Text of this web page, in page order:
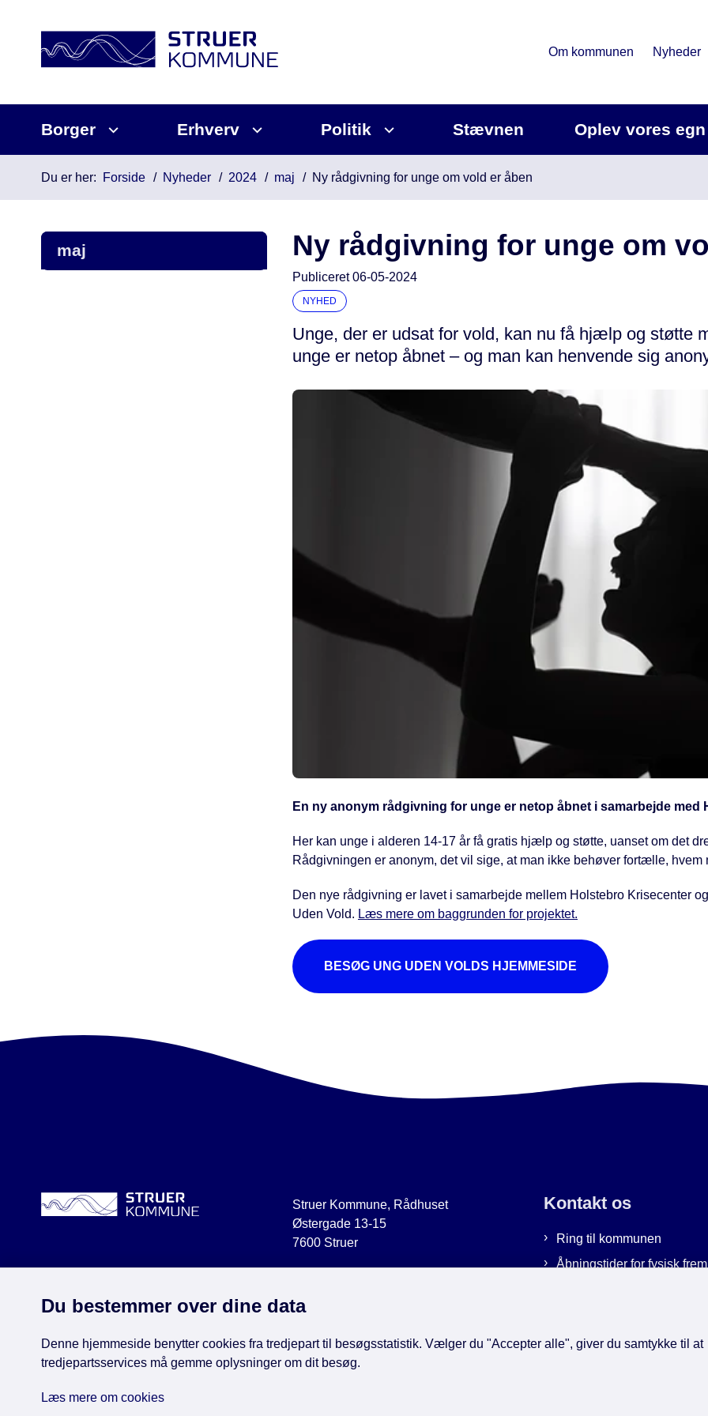
Om kommunen Nyheder
Borger Erhverv Politik Stævnen Oplev vores egn
Du er her: Forside Nyheder 2024 maj Ny rådgivning for unge om vold er åben
maj Ny rådgivning for unge om
Publiceret06-05-2024
NYHED
Unge, der er udsat for vold, kan nu få hjælp og støtte
unge er netop åbnet – og man kan henvende sig
En ny anonym rådgivning for unge er netop åbnet i samarbejde med
Her kan unge i alderen 14-17 år få gratis hjælp og støtte, uanset om det
Rådgivningen er anonym, det vil sige, at man ikke behøver fortælle, hvem
Den nye rådgivning er lavet i samarbejde mellem Holstebro Krisecenter
Uden Vold. Læs mere om baggrunden for projektet.
BESØG UNG UDEN VOLDS HJEMMESIDE
Struer Kommune, Rådhuset
Østergade 13-15
7600 Struer
Kontakt os
Ring til kommunen
Åbningstider for fysisk
Du bestemmer over dine data
Denne hjemmeside benytter cookies fra tredjepart til besøgsstatistik. Vælger du "Accepter alle", giver du samtykke til at
tredjepartsservices må gemme oplysninger om dit besøg.
Læs mere om cookies